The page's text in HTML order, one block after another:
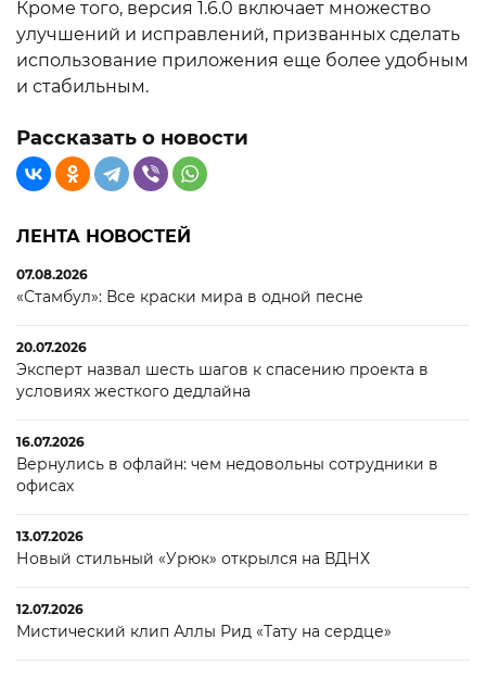
Кроме того, версия 1.6.0 включает множество
улучшений и исправлений, призванных сделать
использование приложения еще более удобным
и стабильным.
Рассказать о новости
ЛЕНТА НОВОСТЕЙ
07.08.2026
«Стамбул»: Все краски мира в одной песне
20.07.2026
Эксперт назвал шесть шагов к спасению проекта в
условиях жесткого дедлайна
16.07.2026
Вернулись в офлайн: чем недовольны сотрудники в
офисах
13.07.2026
Новый стильный «Урюк» открылся на ВДНХ
12.07.2026
Мистический клип Аллы Рид «Тату на сердце»